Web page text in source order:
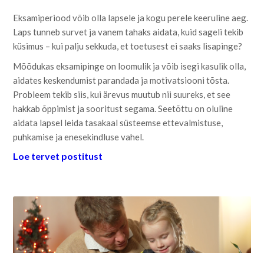
Eksamiperiood võib olla lapsele ja kogu perele keeruline aeg.
Laps tunneb survet ja vanem tahaks aidata, kuid sageli tekib
küsimus – kui palju sekkuda, et toetusest ei saaks lisapinge?
Mõõdukas eksamipinge on loomulik ja võib isegi kasulik olla,
aidates keskendumist parandada ja motivatsiooni tõsta.
Probleem tekib siis, kui ärevus muutub nii suureks, et see
hakkab õppimist ja sooritust segama. Seetõttu on oluline
aidata lapsel leida tasakaal süsteemse ettevalmistuse,
puhkamise ja enesekindluse vahel.
Loe tervet postitust